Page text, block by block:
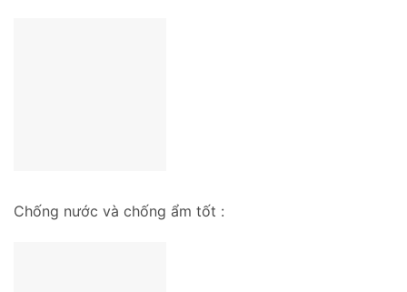
Chống nước và chống ẩm tốt :